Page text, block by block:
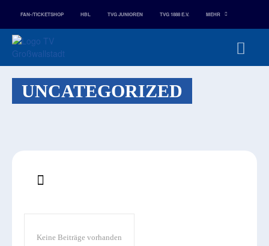
FAN-/TICKETSHOP HBL TVG JUNIOREN TVG 1888 E.V. MEHR
UNCATEGORIZED
Keine Beiträge vorhanden